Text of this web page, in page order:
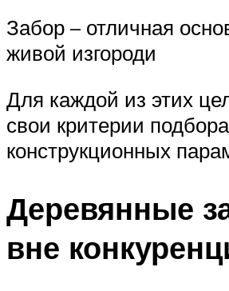
Забор – отличная
живой изгороди
Для каждой из этих
свои критерии подбора
конструкционных
Деревянные
вне